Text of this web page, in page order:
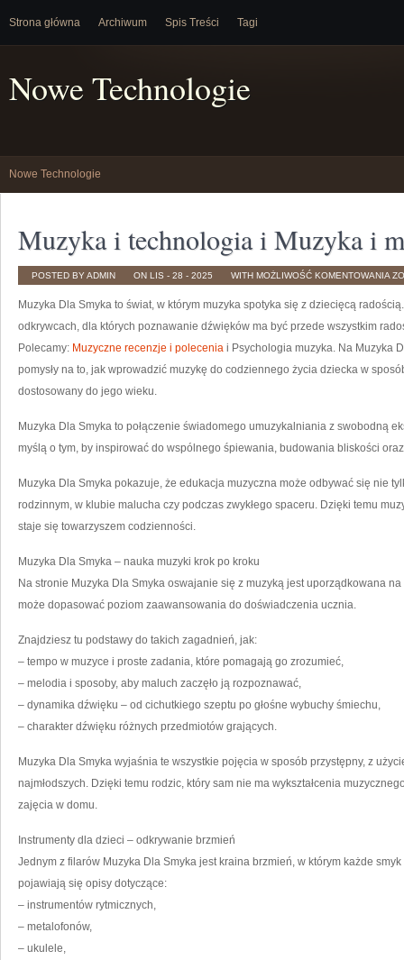
Strona główna Archiwum Spis Treści Tagi
Nowe Technologie
Nowe Technologie
Muzyka i technologia i Muzyka i
POSTED BY ADMIN ON LIS - 28 - 2025 WITH MOŻLIWOŚĆ KOMENTOWANIA
I
I
I
Muzyka Dla Smyka to świat, w którym muzyka spotyka się z dziecięcą
odkrywcach, dla których poznawanie dźwięków ma być przede wszystkim
Polecamy: Muzyczne recenzje i polecenia i Psychologia muzyka. Na Muzyka
pomysły na to, jak wprowadzić muzykę do codziennego życia dziecka w
dostosowany do jego wieku.
Muzyka Dla Smyka to połączenie świadomego umuzykalniania z swobodną
myślą o tym, by inspirować do wspólnego śpiewania, budowania bliskości
Muzyka Dla Smyka pokazuje, że edukacja muzyczna może odbywać się nie
rodzinnym, w klubie malucha czy podczas zwykłego spaceru. Dzięki temu
staje się towarzyszem codzienności.
Muzyka Dla Smyka – nauka muzyki krok po kroku
Na stronie Muzyka Dla Smyka oswajanie się z muzyką jest uporządkowana
może dopasować poziom zaawansowania do doświadczenia ucznia.
Znajdziesz tu podstawy do takich zagadnień, jak:
– tempo w muzyce i proste zadania, które pomagają go zrozumieć,
– melodia i sposoby, aby maluch zaczęło ją rozpoznawać,
– dynamika dźwięku – od cichutkiego szeptu po głośne wybuchy śmiechu,
– charakter dźwięku różnych przedmiotów grających.
Muzyka Dla Smyka wyjaśnia te wszystkie pojęcia w sposób przystępny, z
najmłodszych. Dzięki temu rodzic, który sam nie ma wykształcenia
zajęcia w domu.
Instrumenty dla dzieci – odkrywanie brzmień
Jednym z filarów Muzyka Dla Smyka jest kraina brzmień, w którym każde
pojawiają się opisy dotyczące:
– instrumentów rytmicznych,
– metalofonów,
– ukulele,